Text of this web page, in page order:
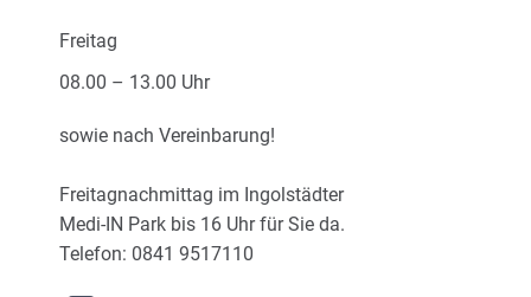
Filialen und Termin
Karriere
Über uns
Freitag
08.00 – 13.00 Uhr
sowie nach Vereinbarung!
Freitagnachmittag im Ingolstädter
Medi-IN Park bis 16 Uhr für Sie da.
Telefon: 0841 9517110